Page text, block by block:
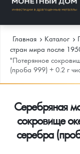
Каталог
Инвестиционные
Монеты Россия и
Памятные и старинные
Как сделать заказ
Подлинность монет
Доставка
Услуги
Главная Каталог
стран мира после
"Потерянное
(проба 999) + 0.2 г
Серебряная
сокровище
серебра